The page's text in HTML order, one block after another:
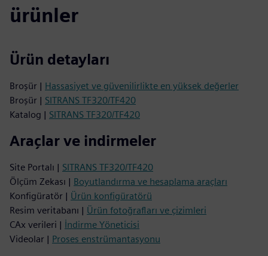
ürünler
Ürün detayları
Broşür | Hassasiyet ve güvenilirlikte en yüksek değerler
Broşür | SITRANS TF320/TF420
Katalog | SITRANS TF320/TF420
Araçlar ve indirmeler
Site Portalı | SITRANS TF320/TF420
Ölçüm Zekası | Boyutlandırma ve hesaplama araçları
Konfigüratör | Ürün konfigüratörü
Resim veritabanı | Ürün fotoğrafları ve çizimleri
CAx verileri | İndirme Yöneticisi
Videolar | Proses enstrümantasyonu